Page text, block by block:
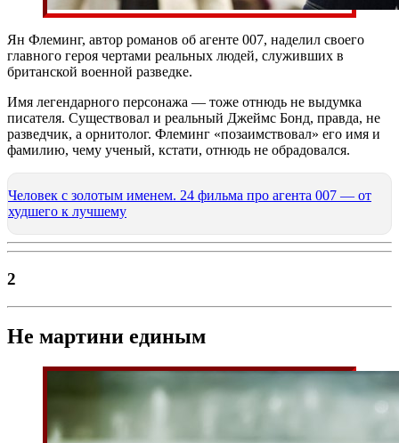
Ян Флеминг, автор романов об агенте 007, наделил своего
главного героя чертами реальных людей, служивших в
британской военной разведке.
Имя легендарного персонажа — тоже отнюдь не выдумка
писателя. Существовал и реальный Джеймс Бонд, правда, не
разведчик, а орнитолог. Флеминг «позаимствовал» его имя и
фамилию, чему ученый, кстати, отнюдь не обрадовался.
Человек с золотым именем. 24 фильма про агента 007 — от
худшего к лучшему
2
Не мартини единым